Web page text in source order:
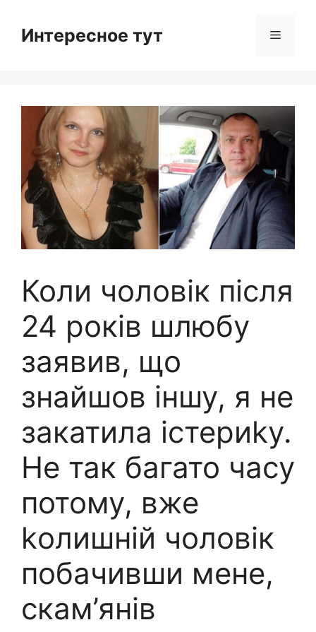
contentИнтересное тут Menu
Коли чоловік після
24 років шлюбу
заявив, що
знайшов іншу, я не
закатила істериkу.
Не так багато часу
потому, вже
kолишній чоловік
побачивши мене,
скам’янів